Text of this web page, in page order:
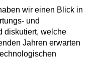
wir einen Blick in
und
diskutiert, welche
Jahren erwarten